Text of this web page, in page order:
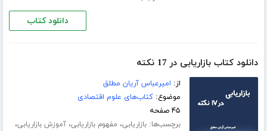
دانلود کتاب
دانلود کتاب بازاریابی در 17 نکته
از: امیرعباس آریان مطلق
موضوع:کتاب‌های علوم اقتصادی
۴۵ صفحه
برچسب‌ها:بازاریابی، مفهوم بازاریابی،آموزش بازاریابی،